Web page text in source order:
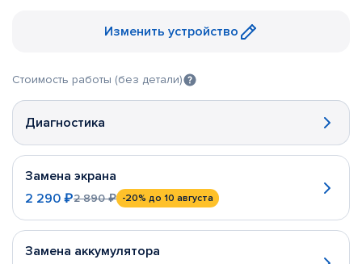
Изменить устройство
Стоимость работы (без детали)
Диагностика
Замена экрана
2 290 ₽2 890 ₽ -20% до 10 августа
Замена аккумулятора